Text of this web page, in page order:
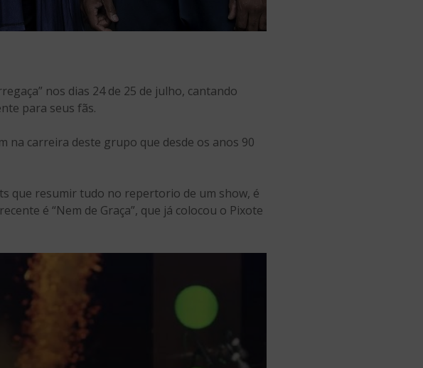
nos dias 24 de 25 de julho, cantando
para seus fãs.
na carreira deste grupo que desde os anos 90
que resumir tudo no repertorio de um show, é
é “Nem de Graça”, que já colocou o Pixote